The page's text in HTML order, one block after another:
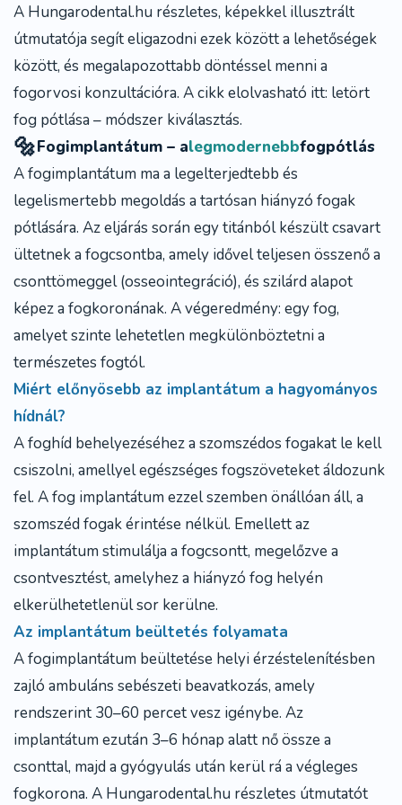
A Hungarodental.hu részletes, képekkel illusztrált
útmutatója segít eligazodni ezek között a lehetőségek
között, és megalapozottabb döntéssel menni a
fogorvosi konzultációra. A cikk elolvasható itt: letört
fog pótlása – módszer kiválasztás.
🔩Fogimplantátum – alegmodernebbfogpótlás
Afogimplantátum ma a legelterjedtebb és
legelismertebb megoldás a tartósan hiányzó fogak
pótlására. Az eljárás során egy titánból készült csavart
ültetnek a fogcsontba, amely idővel teljesen összenő a
csonttömeggel (osseointegráció), és szilárd alapot
képez a fogkoronának. A végeredmény: egy fog,
amelyet szinte lehetetlen megkülönböztetni a
természetes fogtól.
Miért előnyösebb az implantátum a hagyományos
hídnál?
A foghíd behelyezéséhez a szomszédos fogakat le kell
csiszolni, amellyel egészséges fogszöveteket áldozunk
fel. Afog implantátum ezzel szemben önállóan áll, a
szomszéd fogak érintése nélkül. Emellett az
implantátum stimulálja a fogcsontt, megelőzve a
csontvesztést, amelyhez a hiányzó fog helyén
elkerülhetetlenül sor kerülne.
Az implantátum beültetés folyamata
Afogimplantátum beültetése helyi érzéstelenítésben
zajló ambuláns sebészeti beavatkozás, amely
rendszerint 30–60 percet vesz igénybe. Az
implantátum ezután 3–6 hónap alatt nő össze a
csonttal, majd a gyógyulás után kerül rá a végleges
fogkorona. A Hungarodental.hu részletes útmutatót